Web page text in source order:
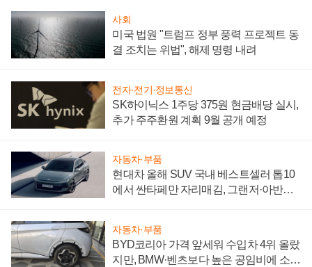
사회
미국 법원 "트럼프 정부 풍력 프로젝트 동
결 조치는 위법", 해제 명령 내려
전자·전기·정보통신
SK하이닉스 1주당 375원 현금배당 실시,
추가 주주환원 계획 9월 공개 예정
자동차·부품
현대차 올해 SUV 국내 베스트셀러 톱10
에서 싼타페만 자리매김, 그랜저·아반떼
자동차·부품
BYD코리아 가격 앞세워 수입차 4위 올랐
지만, BMW·벤츠보다 높은 공임비에 소비